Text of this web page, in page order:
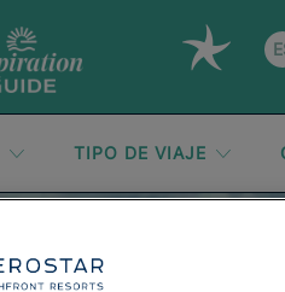
TIPO DE VIAJE